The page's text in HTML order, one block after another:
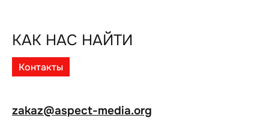
КАК НАС НАЙТИ
Контакты
zakaz@aspect-media.org